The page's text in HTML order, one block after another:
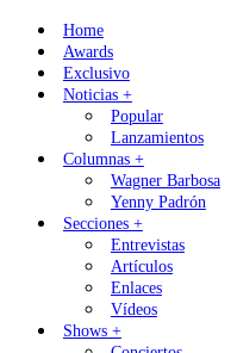
Skip
content
Home
Awards
Exclusivo
Noticias +
Popular
Lanzamientos
Columnas +
Wagner Barbosa
Yenny Padrón
Secciones +
Entrevistas
Artículos
Enlaces
Vídeos
Shows +